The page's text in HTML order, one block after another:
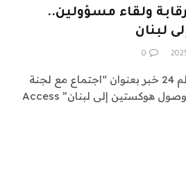
ولقاء مسؤولين..
لبنان
0
نقدم لكم في اشراق العالم 24 خبر بعنوان “اجتماع مع لجنة
الرقابة ولقاء مسؤولين.. وصول هوكستين إلى لبنان” Access